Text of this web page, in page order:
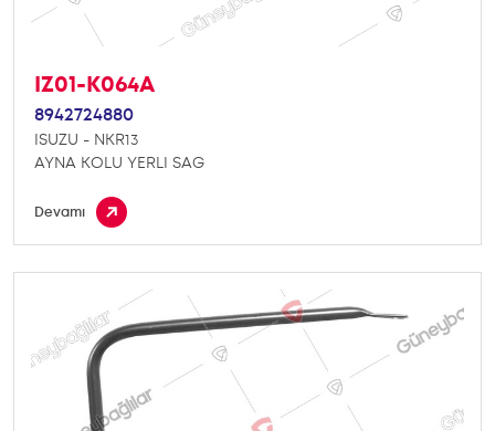
IZ01-K064A
8942724880
ISUZU - NKR13
AYNA KOLU YERLI SAG
Devamı